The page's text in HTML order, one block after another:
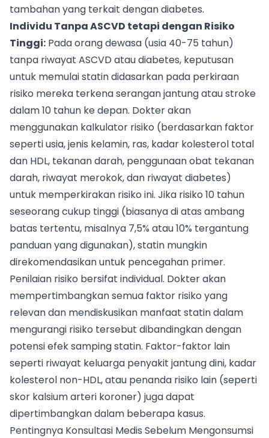
tambahan yang terkait dengan diabetes.
Individu Tanpa ASCVD tetapi dengan Risiko
Tinggi: Pada orang dewasa (usia 40-75 tahun)
tanpa riwayat ASCVD atau diabetes, keputusan
untuk memulai statin didasarkan pada perkiraan
risiko mereka terkena serangan jantung atau stroke
dalam 10 tahun ke depan. Dokter akan
menggunakan kalkulator risiko (berdasarkan faktor
seperti usia, jenis kelamin, ras, kadar kolesterol total
dan HDL, tekanan darah, penggunaan obat tekanan
darah, riwayat merokok, dan riwayat diabetes)
untuk memperkirakan risiko ini. Jika risiko 10 tahun
seseorang cukup tinggi (biasanya di atas ambang
batas tertentu, misalnya 7,5% atau 10% tergantung
panduan yang digunakan), statin mungkin
direkomendasikan untuk pencegahan primer.
Penilaian risiko bersifat individual. Dokter akan
mempertimbangkan semua faktor risiko yang
relevan dan mendiskusikan manfaat statin dalam
mengurangi risiko tersebut dibandingkan dengan
potensi efek samping statin. Faktor-faktor lain
seperti riwayat keluarga penyakit jantung dini, kadar
kolesterol non-HDL, atau penanda risiko lain (seperti
skor kalsium arteri koroner) juga dapat
dipertimbangkan dalam beberapa kasus.
Pentingnya Konsultasi Medis Sebelum Mengonsumsi